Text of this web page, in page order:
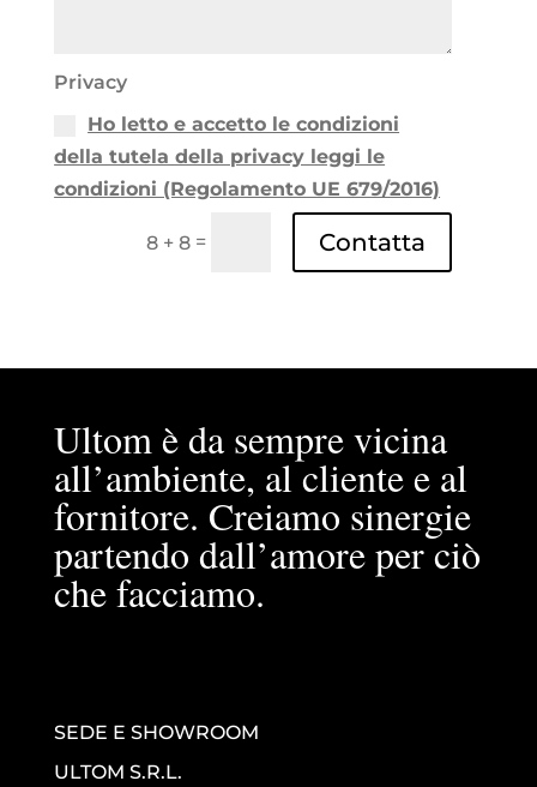
Privacy
Ho letto e accetto le condizioni
della tutela della privacy leggi le
condizioni (Regolamento UE 679/2016)
8 + 8 = Contatta
Ultom è da sempre vicina
all’ambiente, al cliente e al
fornitore. Creiamo sinergie
partendo dall’amore per ciò
che facciamo.
SEDE E SHOWROOM
ULTOM S.R.L.